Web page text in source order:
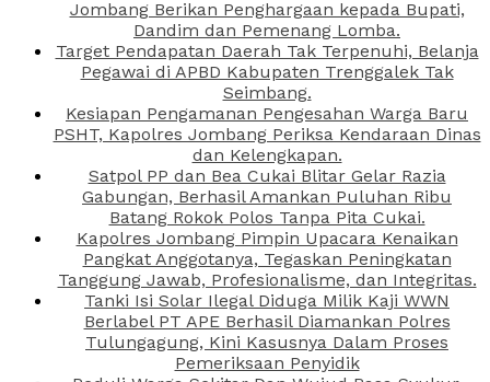
Jombang Berikan Penghargaan kepada Bupati,
Dandim dan Pemenang Lomba.
Target Pendapatan Daerah Tak Terpenuhi, Belanja
Pegawai di APBD Kabupaten Trenggalek Tak
Seimbang.
Kesiapan Pengamanan Pengesahan Warga Baru
PSHT, Kapolres Jombang Periksa Kendaraan Dinas
dan Kelengkapan.
Satpol PP dan Bea Cukai Blitar Gelar Razia
Gabungan, Berhasil Amankan Puluhan Ribu
Batang Rokok Polos Tanpa Pita Cukai.
Kapolres Jombang Pimpin Upacara Kenaikan
Pangkat Anggotanya, Tegaskan Peningkatan
Tanggung Jawab, Profesionalisme, dan Integritas.
Tanki Isi Solar Ilegal Diduga Milik Kaji WWN
Berlabel PT APE Berhasil Diamankan Polres
Tulungagung, Kini Kasusnya Dalam Proses
Pemeriksaan Penyidik